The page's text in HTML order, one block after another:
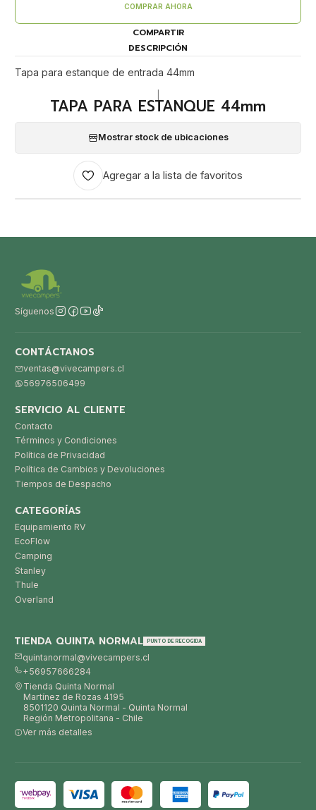
COMPRAR AHORA
COMPARTIR
DESCRIPCIÓN
Tapa para estanque de entrada 44mm
TAPA PARA ESTANQUE 44mm
Mostrar stock de ubicaciones
Agregar a la lista de favoritos
Síguenos
CONTÁCTANOS
ventas@vivecampers.cl
56976506499
SERVICIO AL CLIENTE
Contacto
Términos y Condiciones
Política de Privacidad
Política de Cambios y Devoluciones
Tiempos de Despacho
CATEGORÍAS
Equipamiento RV
EcoFlow
Camping
Stanley
Thule
Overland
TIENDA QUINTA NORMAL PUNTO DE RECOGIDA
quintanormal@vivecampers.cl
+56957666284
Tienda Quinta Normal
Martínez de Rozas 4195
8501120 Quinta Normal - Quinta Normal
Región Metropolitana - Chile
Ver más detalles